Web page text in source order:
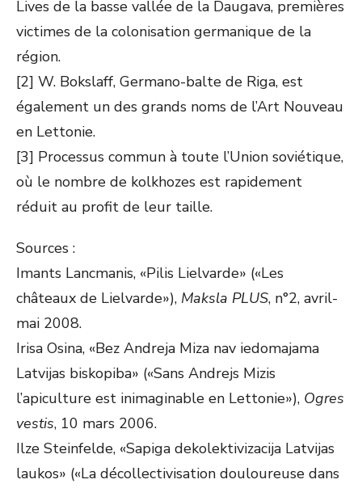
Lives de la basse vallée de la Daugava, premières
victimes de la colonisation germanique de la
région.
[2] W. Bokslaff, Germano-balte de Riga, est
également un des grands noms de l’Art Nouveau
en Lettonie.
[3] Processus commun à toute l’Union soviétique,
où le nombre de kolkhozes est rapidement
réduit au profit de leur taille.
Sources :
Imants Lancmanis, «Pilis Lielvarde» («Les
châteaux de Lielvarde»), Maksla PLUS, n°2, avril-
mai 2008.
Irisa Osina, «Bez Andreja Miza nav iedomajama
Latvijas biskopiba» («Sans Andrejs Mizis
l’apiculture est inimaginable en Lettonie»), Ogres
vestis, 10 mars 2006.
Ilze Steinfelde, «Sapiga dekolektivizacija Latvijas
laukos» («La décollectivisation douloureuse dans